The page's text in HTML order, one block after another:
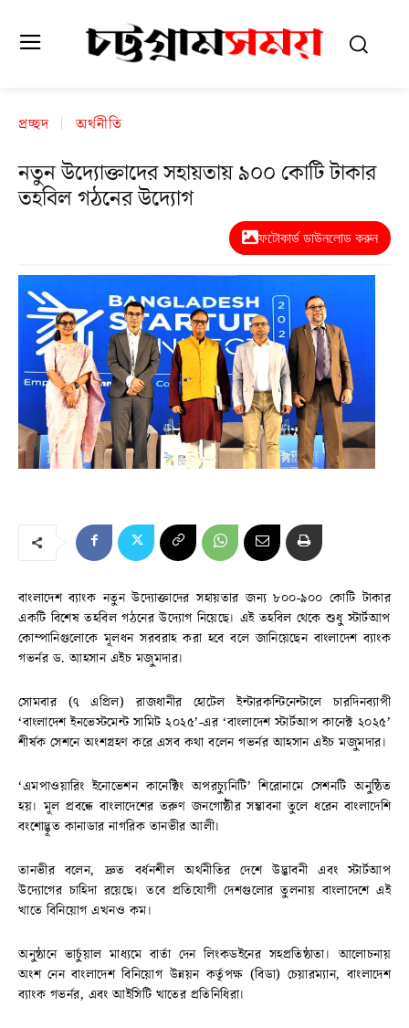
প্রচ্ছদ অর্থনীতি
নতুন উদ্যোক্তাদের সহায়তায় ৯০০ কোটি টাকার
তহবিল গঠনের উদ্যোগ
ফটোকার্ড ডাউনলোড করুন
বাংলাদেশ ব্যাংক নতুন উদ্যোক্তাদের সহায়তার জন্য ৮০০-৯০০ কোটি টাকার
একটি বিশেষ তহবিল গঠনের উদ্যোগ নিয়েছে। এই তহবিল থেকে শুধু স্টার্টআপ
কোম্পানিগুলোকে মূলধন সরবরাহ করা হবে বলে জানিয়েছেন বাংলাদেশ ব্যাংক
গভর্নর ড. আহসান এইচ মজুমদার।
সোমবার (৭ এপ্রিল) রাজধানীর হোটেল ইন্টারকন্টিনেন্টালে চারদিনব্যাপী
‘বাংলাদেশ ইনভেস্টমেন্ট সামিট ২০২৫’-এর ‘বাংলাদেশ স্টার্টআপ কানেক্ট ২০২৫’
শীর্ষক সেশনে অংশগ্রহণ করে এসব কথা বলেন গভর্নর আহসান এইচ মজুমদার।
‘এমপাওয়ারিং ইনোভেশন কানেক্টিং অপরচ্যুনিটি’ শিরোনামে সেশনটি অনুষ্ঠিত
হয়। মূল প্রবন্ধে বাংলাদেশের তরুণ জনগোষ্ঠীর সম্ভাবনা তুলে ধরেন বাংলাদেশি
বংশোদ্ভূত কানাডার নাগরিক তানভীর আলী।
তানভীর বলেন, দ্রুত বর্ধনশীল অর্থনীতির দেশে উদ্ভাবনী এবং স্টার্টআপ
উদ্যোগের চাহিদা রয়েছে। তবে প্রতিযোগী দেশগুলোর তুলনায় বাংলাদেশে এই
খাতে বিনিয়োগ এখনও কম।
অনুষ্ঠানে ভার্চুয়াল মাধ্যমে বার্তা দেন লিংকডইনের সহপ্রতিষ্ঠাতা। আলোচনায়
অংশ নেন বাংলাদেশ বিনিয়োগ উন্নয়ন কর্তৃপক্ষ (বিডা) চেয়ারম্যান, বাংলাদেশ
ব্যাংক গভর্নর, এবং আইসিটি খাতের প্রতিনিধিরা।